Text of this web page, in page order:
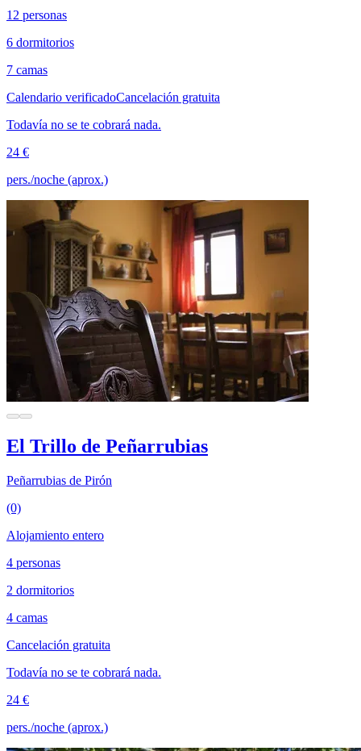
12 personas
6 dormitorios
7 camas
Calendario verificadoCancelación gratuita
Todavía no se te cobrará nada.
24 €
pers./noche (aprox.)
El Trillo de Peñarrubias
Peñarrubias de Pirón
(0)
Alojamiento entero
4 personas
2 dormitorios
4 camas
Cancelación gratuita
Todavía no se te cobrará nada.
24 €
pers./noche (aprox.)